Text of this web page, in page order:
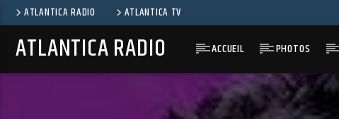
ATLANTICA RADIO ATLANTICA TV
ATLANTICA RADIO ACCUEIL PHOTOS